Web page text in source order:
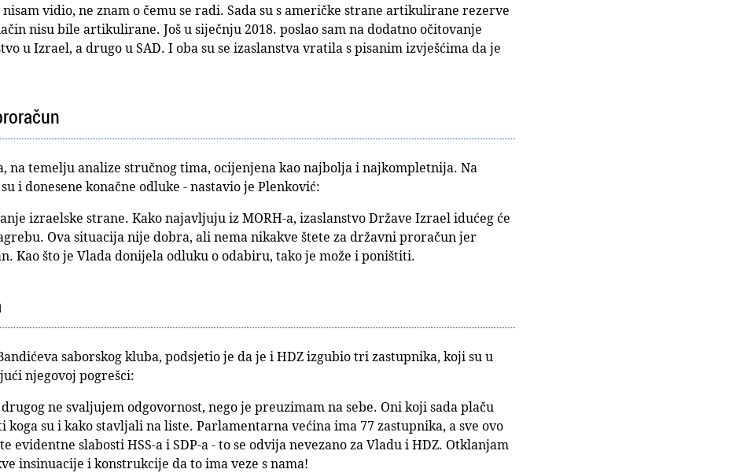
vidio, ne znam o čemu se radi. Sada su s američke strane artikulirane rezerve
nisu bile artikulirane. Još u siječnju 2018. poslao sam na dodatno očitovanje
u Izrael, a drugo u SAD. I oba su se izaslanstva vratila s pisanim izvješćima da je
na temelju analize stručnog tima, ocijenjena kao najbolja i najkompletnija. Na
i donesene konačne odluke - nastavio je Plenković:
izraelske strane. Kako najavljuju iz MORH-a, izaslanstvo Države Izrael idućeg će
Ova situacija nije dobra, ali nema nikakve štete za državni proračun jer
Kao što je Vlada donijela odluku o odabiru, tako je može i poništiti.
saborskog kluba, podsjetio je da je i HDZ izgubio tri zastupnika, koji su u
njegovoj pogrešci:
ne svaljujem odgovornost, nego je preuzimam na sebe. Oni koji sada plaču
su i kako stavljali na liste. Parlamentarna većina ima 77 zastupnika, a sve ovo
evidentne slabosti HSS-a i SDP-a - to se odvija nevezano za Vladu i HDZ. Otklanjam
insinuacije i konstrukcije da to ima veze s nama!